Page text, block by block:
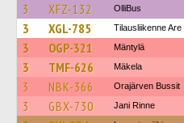
3 XFZ-132 OlliBus
3 XGL-785 Tilausliikenne Are
3 OGP-321 Mäntylä
3 TMF-626 Mäkela
3 NBK-366 Orajärven Bussit
3 GBX-730 Jani Rinne